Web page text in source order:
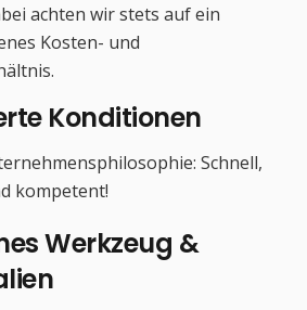
achten wir stets auf ein
Kosten- und
Konditionen
Schnell,
kompetent!
Werkzeug &